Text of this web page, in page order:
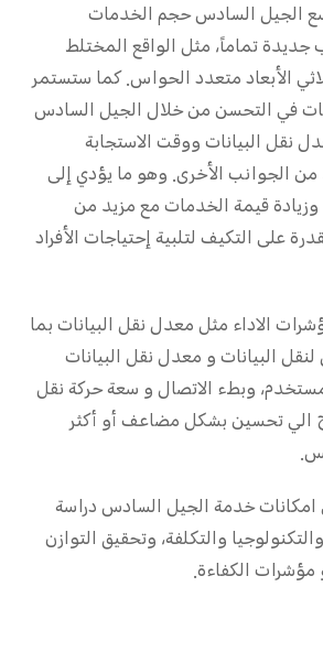
الجيل السادس حجم الخدمات
جديدة تماماً، مثل الواقع المختلط
الأبعاد متعدد الحواس. كما ستستمر
في التحسن من خلال الجيل السادس
نقل البيانات ووقت الاستجابة
من الجوانب الأخرى. وهو ما يؤدي إلى
وزيادة قيمة الخدمات مع مزيد من
على التكيف لتلبية إحتياجات الأفراد
الاداء مثل معدل نقل البيانات بما
البيانات و معدل نقل البيانات
وبطء الاتصال و سعة حركة نقل
الي تحسين بشكل مضاعف أو أكثر
خدمة الجيل السادس دراسة
والتكلفة، وتحقيق التوازن
مؤشرات الكفاءة.